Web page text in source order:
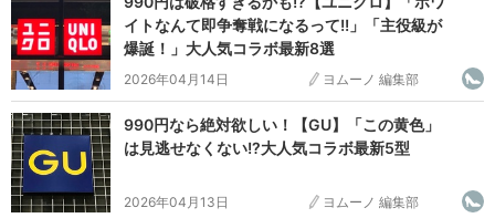
イトなんて即争奪戦になるって!!」「主役級が
爆誕！」大人気コラボ最新8選
2026年04月14日 ヨムーノ 編集部
990円なら絶対欲しい！【GU】「この黄色」
は見逃せなくない!?大人気コラボ最新5型
2026年04月13日 ヨムーノ 編集部